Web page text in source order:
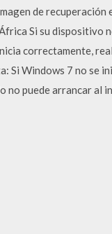
de recuperación
Si su dispositivo
correctamente,
Si Windows 7 no se
no puede arrancar al